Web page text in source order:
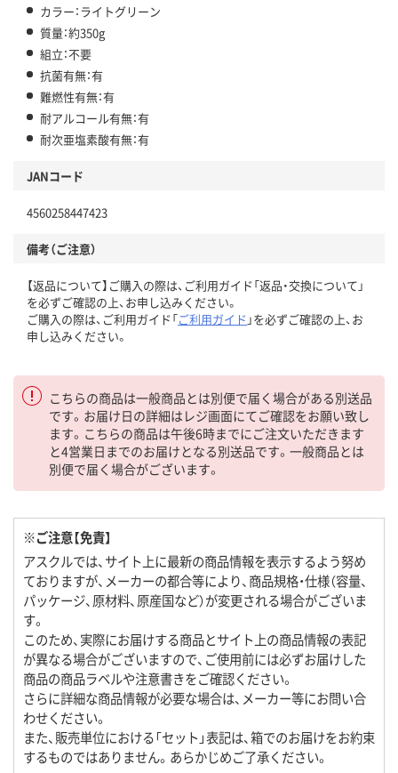
カラー：ライトグリーン
質量：約350g
組立：不要
抗菌有無：有
難燃性有無：有
耐アルコール有無：有
耐次亜塩素酸有無：有
JANコード
4560258447423
備考（ご注意）
【返品について】ご購入の際は、ご利用ガイド「返品・交換について」
を必ずご確認の上、お申し込みください。
ご購入の際は、ご利用ガイド「ご利用ガイド 」を必ずご確認の上、お
申し込みください。
こちらの商品は一般商品とは別便で届く場合がある別送品
です。お届け日の詳細はレジ画面にてご確認をお願い致し
ます。こちらの商品は午後6時までにご注文いただきます
と4営業日までのお届けとなる別送品です。一般商品とは
別便で届く場合がございます。
※ご注意【免責】
アスクルでは、サイト上に最新の商品情報を表示するよう努め
ておりますが、メーカーの都合等により、商品規格・仕様（容量、
パッケージ、原材料、原産国など）が変更される場合がございま
す。
このため、実際にお届けする商品とサイト上の商品情報の表記
が異なる場合がございますので、ご使用前には必ずお届けした
商品の商品ラベルや注意書きをご確認ください。
さらに詳細な商品情報が必要な場合は、メーカー等にお問い合
わせください。
また、販売単位における「セット」表記は、箱でのお届けをお約束
するものではありません。あらかじめご了承ください。